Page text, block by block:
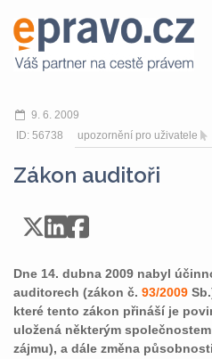
9. 6. 2009
ID: 56738
upozornění pro uživatele
Zákon auditoři
Dne 14. dubna 2009 nabyl
auditorech (zákon č. 93/2009
které tento zákon přináší je
uložená některým
zájmu), a dále změna